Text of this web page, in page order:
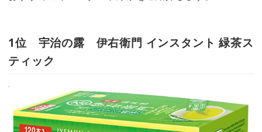
1位 宇治の露 伊右衛門 インスタント 緑茶ス
ティック